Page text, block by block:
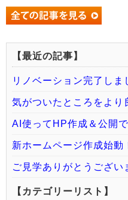
【最近の記事】
リノベーション完了しま
気がついたところをより
AI使ってHP作成＆公開で
新ホームページ作成始動
ご見学ありがとうござい
【カテゴリーリスト】